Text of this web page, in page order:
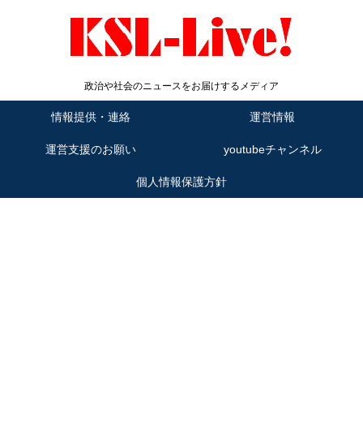
政治や社会のニュースをお届けするメディア
情報提供・連絡 運営情報
運営支援のお願い youtubeチャンネル
個人情報保護方針